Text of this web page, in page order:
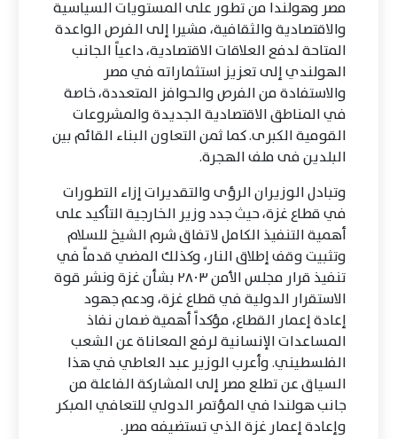
مصر وهولندا من تطور على المستويات السياسية
والاقتصادية والثقافية، مشيرا إلى الفرص الواعدة
المتاحة لدفع العلاقات الاقتصادية، داعياً الجانب
الهولندي إلى تعزيز استثماراته في مصر
والاستفادة من الفرص والحوافز المتعددة، خاصة
في المناطق الاقتصادية الجديدة والمشروعات
القومية الكبرى. كما ثمن التعاون البناء القائم بين
البلدين فى ملف الهجرة.
وتبادل الوزيران الرؤى والتقديرات إزاء التطورات
في قطاع غزة، حيث جدد وزير الخارجية التأكيد على
أهمية التنفيذ الكامل لاتفاق شرم الشيخ للسلام
وتثبيت وقف إطلاق النار، وكذلك المضي قدماً في
تنفيذ قرار مجلس الأمن ٢٨٠٣ بشأن غزة ونشر قوة
الاستقرار الدولية في قطاع غزة، ودعم جهود
إعادة إعمار القطاع، مؤكداً أهمية ضمان نفاذ
المساعدات الإنسانية لرفع المعاناة عن الشعب
الفلسطيني. وأعرب الوزير عبد العاطي في هذا
السياق عن تطلع مصر إلى المشاركة الفاعلة من
جانب هولندا في المؤتمر الدولي للتعافي المبكر
وإعادة إعمار غزة الذي تستضيفه مصر.